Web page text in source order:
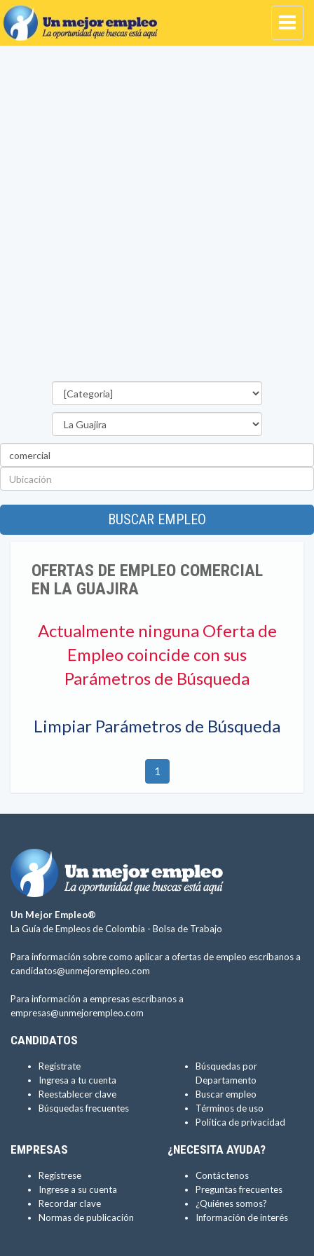
BUSCAR EMPLEO
OFERTAS DE EMPLEO COMERCIAL
EN LA GUAJIRA
Actualmente ninguna Oferta de
Empleo coincide con sus
Parámetros de Búsqueda
Limpiar Parámetros de Búsqueda
1
Un Mejor Empleo®
La Guía de Empleos de Colombia - Bolsa de Trabajo
Para información sobre como aplicar a ofertas de empleo escríbanos a
candidatos@unmejorempleo.com
Para información a empresas escríbanos a
empresas@unmejorempleo.com
CANDIDATOS
Regístrate
Ingresa a tu cuenta
Reestablecer clave
Búsquedas frecuentes
Búsquedas por
Departamento
Buscar empleo
Términos de uso
Política de privacidad
EMPRESAS
Regístrese
Ingrese a su cuenta
Recordar clave
Normas de publicación
¿NECESITA AYUDA?
Contáctenos
Preguntas frecuentes
¿Quiénes somos?
Información de interés